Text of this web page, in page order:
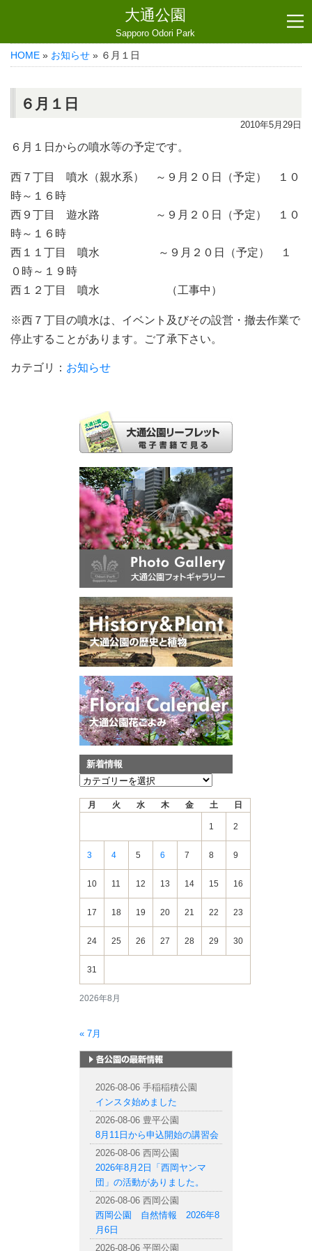
大通公園
Sapporo Odori Park
HOME » お知らせ » ６月１日
６月１日
2010年5月29日
６月１日からの噴水等の予定です。
西７丁目 噴水（親水系） ～９月２０日（予定） １０
時～１６時
西９丁目 遊水路 ～９月２０日（予定） １０
時～１６時
西１１丁目 噴水 ～９月２０日（予定） １
０時～１９時
西１２丁目 噴水 （工事中）
※西７丁目の噴水は、イベント及びその設営・撤去作業で
停止することがあります。ご了承下さい。
カテゴリ： お知らせ
新着情報
新
2026年8月
月 火 水 木 金 土 日
1 2
3 4 5 6 7 8 9
10 11 12 13 14 15 16
17 18 19 20 21 22 23
24 25 26 27 28 29 30
31
« 7月
2026-08-06 手稲稲積公園
インスタ始めました
2026-08-06 豊平公園
8月11日から申込開始の講習会
2026-08-06 西岡公園
2026年8月2日「西岡ヤンマ
団」の活動がありました。
2026-08-06 西岡公園
西岡公園 自然情報 2026年8
月6日
2026-08-06 平岡公園